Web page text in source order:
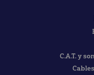
C.A.T. y